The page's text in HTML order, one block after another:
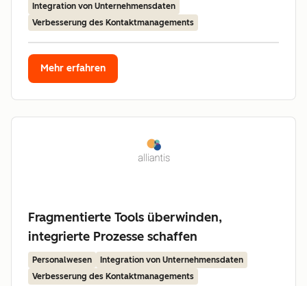
Integration von Unternehmensdaten
Verbesserung des Kontaktmanagements
Mehr erfahren
Fragmentierte Tools überwinden,
integrierte Prozesse schaffen
Personalwesen
Integration von Unternehmensdaten
Verbesserung des Kontaktmanagements